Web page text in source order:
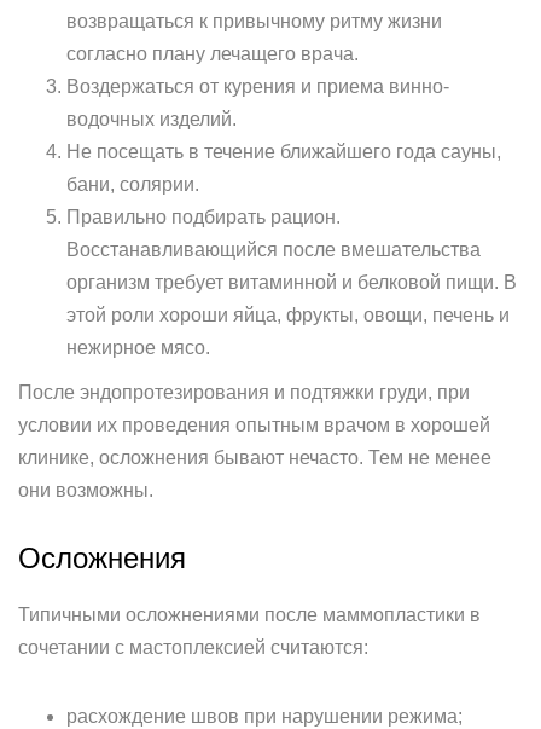
возвращаться к привычному ритму жизни
согласно плану лечащего врача.
Воздержаться от курения и приема винно-
водочных изделий.
Не посещать в течение ближайшего года сауны,
бани, солярии.
Правильно подбирать рацион.
Восстанавливающийся после вмешательства
организм требует витаминной и белковой пищи. В
этой роли хороши яйца, фрукты, овощи, печень и
нежирное мясо.
После эндопротезирования и подтяжки груди, при
условии их проведения опытным врачом в хорошей
клинике, осложнения бывают нечасто. Тем не менее
они возможны.
Осложнения
Типичными осложнениями после маммопластики в
сочетании с мастоплексией считаются:
расхождение швов при нарушении режима;